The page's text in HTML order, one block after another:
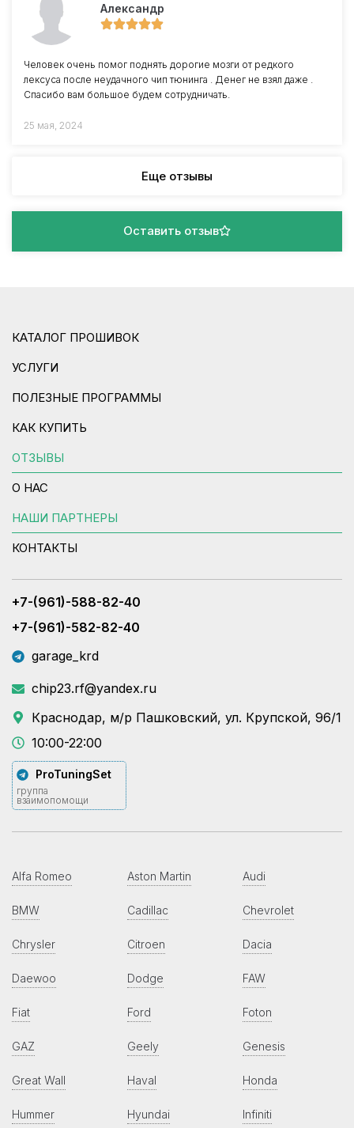
Александр
Человек очень помог поднять дорогие мозги от редкого
лексуса после неудачного чип тюнинга . Денег не взял даже .
Спасибо вам большое будем сотрудничать.
25 мая, 2024
Еще отзывы
Оставить отзыв
КАТАЛОГ ПРОШИВОК
УСЛУГИ
ПОЛЕЗНЫЕ ПРОГРАММЫ
КАК КУПИТЬ
ОТЗЫВЫ
О НАС
НАШИ ПАРТНЕРЫ
КОНТАКТЫ
+7-(961)-588-82-40
+7-(961)-582-82-40
garage_krd
chip23.rf@yandex.ru
Краснодар, м/р Пашковский, ул. Крупской, 96/1
10:00-22:00
ProTuningSet
группа
взаимопомощи
Alfa Romeo Aston Martin Audi
BMW Cadillac Chevrolet
Chrysler Citroen Dacia
Daewoo Dodge FAW
Fiat Ford Foton
GAZ Geely Genesis
Great Wall Haval Honda
Hummer Hyundai Infiniti